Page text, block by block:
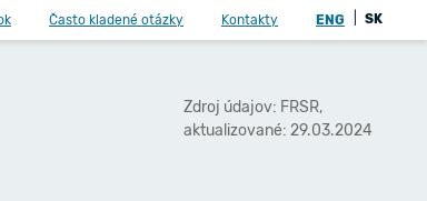
Často kladené otázky Kontakty ENG SK
Zdroj údajov: FRSR,
aktualizované: 29.03.2024